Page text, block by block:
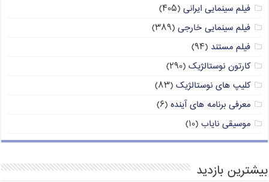
فیلم سینمایی ایرانی (۴۰۵)
فیلم سینمایی خارجی (۳۸۹)
فیلم مستند (۹۴)
کارتون نوستالژیک (۲۹۰)
کلیپ های نوستالژیک (۸۳)
معرفی برنامه های آینده (۶)
موسیقی نایاب (۱۰)
بیشترین بازدید